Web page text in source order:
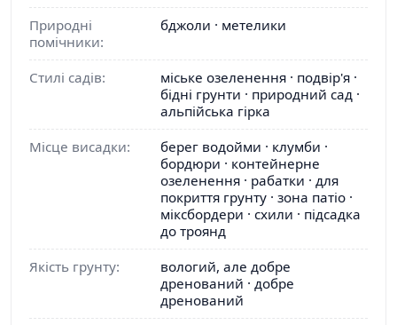
Природні
помічники:
бджоли · метелики
Стилі садів:
міське озеленення · подвір'я ·
бідні грунти · природний сад ·
альпійська гірка
Місце висадки:
берег водойми · клумби ·
бордюри · контейнерне
озеленення · рабатки · для
покриття грунту · зона патіо ·
міксбордери · схили · підсадка
до троянд
Якість грунту:
вологий, але добре
дренований · добре
дренований